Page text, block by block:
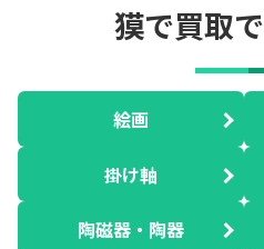
獏で買取
絵画
掛け軸
陶磁器・陶器